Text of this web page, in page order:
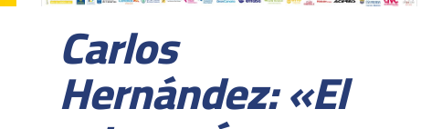
Carlos
Hernández: «El